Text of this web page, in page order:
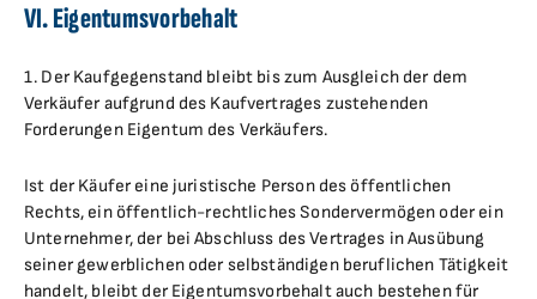
VI. Eigentumsvorbehalt
1. Der Kaufgegenstand bleibt bis zum Ausgleich der dem
Verkäufer aufgrund des Kaufvertrages zustehenden
Forderungen Eigentum des Verkäufers.
Ist der Käufer eine juristische Person des öffentlichen
Rechts, ein öffentlich-rechtliches Sondervermögen oder ein
Unternehmer, der bei Abschluss des Vertrages in Ausübung
seiner gewerblichen oder selbständigen beruflichen Tätigkeit
handelt, bleibt der Eigentumsvorbehalt auch bestehen für